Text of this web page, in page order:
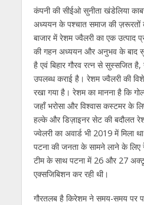
कंपनी की सीईओ सुनीता खंडेलिया
अध्ययन के पश्चात समाज की ज़रूरतों
बाजार में रेशम ज्वैलरी का एक उत्पाद
की गहन अध्ययन और अनुभव के बाद
है एवं बिहार गौरव रत्न से सुस्सजित
उपलब्ध कराई है। रेशम ज्वैलरी की
रखा गया है। रेशम का मानना है कि
जहाँ भरोसा और विश्वास कस्टमर के
हल्के और डिज़ाइनर सेट की बदौलत
ज्वेलरी का अवार्ड भी 2019 में मिला
पटना की जनता के सामने लाने के
टीम के साथ पटना में 26 और 27
एक्सजिबिशन कर रही थी।
गौरतलब है किरेशम ने समय-समय पर